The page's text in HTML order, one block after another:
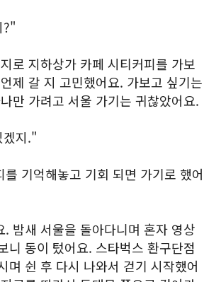
?"
로 지하상가 카페 시티커피를 가보
제 갈 지 고민했어요. 가보고 싶기는
만 가려고 서울 가기는 귀찮았어요.
지."
를 기억해놓고 기회 되면 가기로 했어
. 밤새 서울을 돌아다니며 혼자 영상
니 동이 텄어요. 스타벅스 환구단점
며 쉰 후 다시 나와서 걷기 시작했어